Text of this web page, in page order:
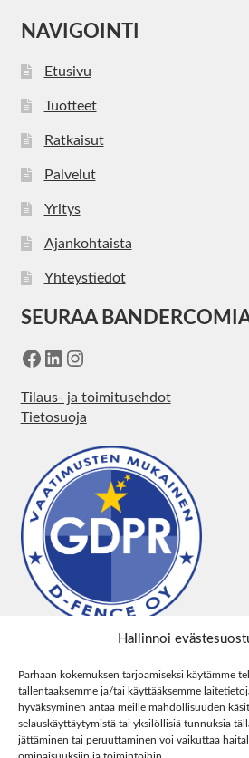
Hallinnoi
Parhaan kokemuksen tarjoamiseksi käytämme
tallentaaksemme ja/tai käyttääksemme
hyväksyminen antaa meille mahdollisuuden
selauskäyttäytymistä tai yksilöllisiä tunnuksia
jättäminen tai peruuttaminen voi vaikuttaa
NAVIGOINTI
Etusivu
Tuotteet
Ratkaisut
Palvelut
Yritys
Ajankohtaista
Yhteystiedot
SEURAA
Facebook
LinkedIn
Instagram
Tilaus- ja toimitusehdot
Tietosuoja